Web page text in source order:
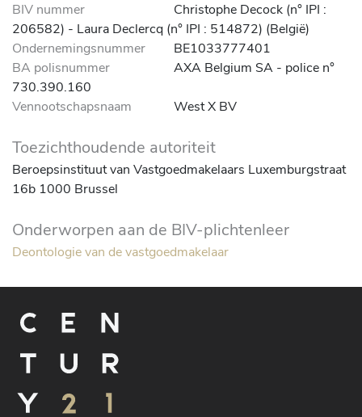
BIV nummer
Christophe Decock (n° IPI :
206582) - Laura Declercq (n° IPI : 514872) (België)
Ondernemingsnummer
BE1033777401
BA polisnummer
AXA Belgium SA - police n°
730.390.160
Vennootschapsnaam
West X BV
Toezichthoudende autoriteit
Beroepsinstituut van Vastgoedmakelaars Luxemburgstraat
16b 1000 Brussel
Onderworpen aan de BIV-plichtenleer
Deontologie van de vastgoedmakelaar